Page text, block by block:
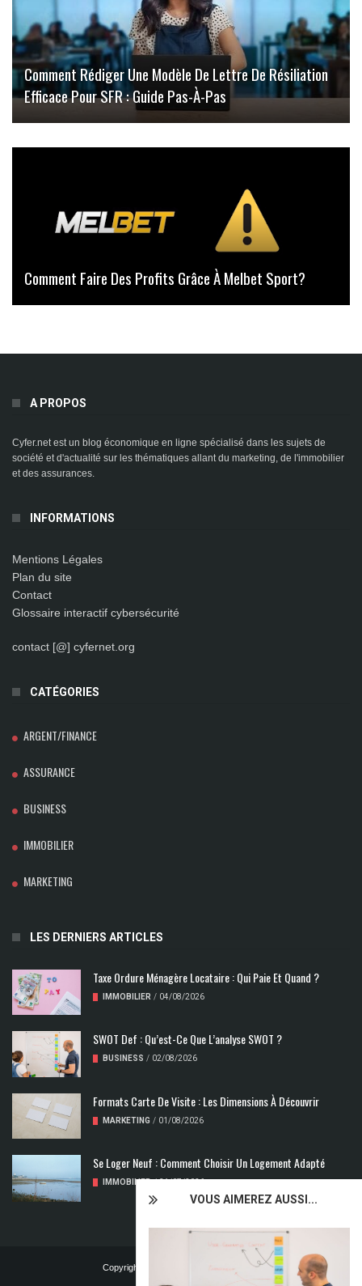
VOUS AIMEREZ AUSSI...
Comment Rédiger Une Modèle De Lettre De Résiliation
Efficace Pour SFR : Guide Pas-À-Pas
Comment Faire Des Profits Grâce À Melbet Sport?
A PROPOS
Cyfer.net est un blog économique en ligne spécialisé dans les sujets de
société et d'actualité sur les thématiques allant du marketing, de l'immobilier
et des assurances.
INFORMATIONS
Mentions Légales
Plan du site
Contact
Glossaire interactif cybersécurité
contact [@] cyfernet.org
CATÉGORIES
ARGENT/FINANCE
ASSURANCE
BUSINESS
IMMOBILIER
MARKETING
LES DERNIERS ARTICLES
Taxe Ordure Ménagère Locataire : Qui Paie Et Quand ?
IMMOBILIER / 04/08/2026
SWOT Def : Qu’est-Ce Que L’analyse SWOT ?
BUSINESS / 02/08/2026
Formats Carte De Visite : Les Dimensions À Découvrir
MARKETING / 01/08/2026
Se Loger Neuf : Comment Choisir Un Logement Adapté
IMMOBILIER
Copyright © 2024 | Tous droits réservés